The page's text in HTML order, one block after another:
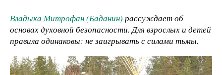
Владыка Митрофан (Баданин) рассуждает об
основах духовной безопасности. Для взрослых и детей
правила одинаковы: не заигрывать с силами тьмы.